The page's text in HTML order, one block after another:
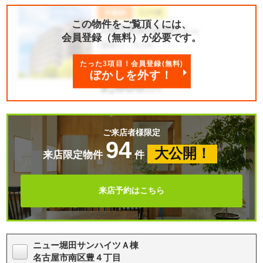
この物件をご覧頂くには、
会員登録（無料）が必要です。
たった3項目！会員登録(無料)
ぼかしを外す！
ご来店者様限定
来店限定物件 94 件 大公開！
来店予約はこちら
ニュー堀田サンハイツＡ棟
名古屋市南区豊４丁目